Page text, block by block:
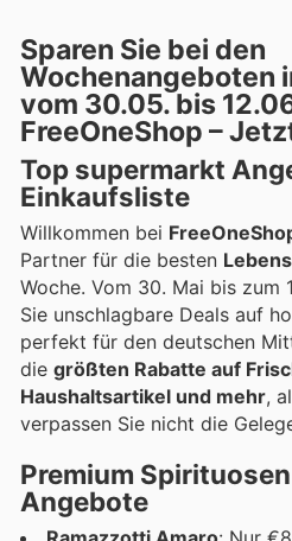
Sparen Sie bei den
Wochenangeboten
vom 30.05. bis
FreeOneShop –
Top supermarkt
Einkaufsliste
Willkommen bei
Partner für die besten
Woche. Vom 30. Mai bis zum
Sie unschlagbare Deals auf
perfekt für den deutschen
die größten Rabatte auf
Haushaltsartikel und mehr,
verpassen Sie nicht die
Premium
Angebote